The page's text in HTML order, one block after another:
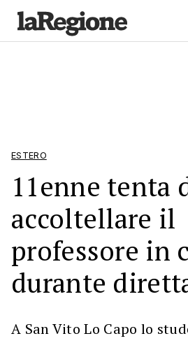
ESTERO
11enne tenta
accoltellare il
professore in
durante
A San Vito Lo Capo lo